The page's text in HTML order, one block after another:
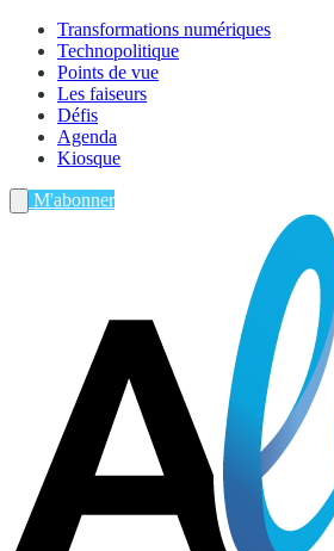
Transformations numériques
Technopolitique
Points de vue
Les faiseurs
Défis
Agenda
Kiosque
M'abonner